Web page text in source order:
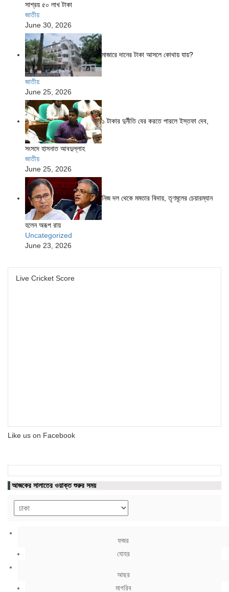
সাশ্রয় ৫০ লাখ টাকা
জাতীয়
June 30, 2026
মাজারে দানের টাকা আসলে কোথায় যায়?
জাতীয়
June 25, 2026
১ টাকার দুর্নীতি বের করতে পারলে ইস্তফা দেব,
সংসদে হাসনাত আবদুল্লাহ
জাতীয়
June 25, 2026
নিজ দল থেকে মমতার বিদায়, তৃণমূলের চেয়ারম্যান
হলেন অরূপ রায়
Uncategorized
June 23, 2026
Live Cricket Score
Like us on Facebook
আজকের সালাতের ওয়াক্ত শুরুর সময়
ফজর
যোহর
আছর
মাগরিব